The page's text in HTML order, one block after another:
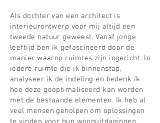
Als dochter van een architect is
interieurontwerp voor mij altijd een
tweede natuur geweest. Vanaf jonge
leeftijd ben ik gefascineerd door de
manier waarop ruimtes zijn ingericht. In
iedere ruimte die ik binnenstap,
analyseer ik de indeling en bedenk ik
hoe deze geoptimaliseerd kan worden
met de bestaande elementen. Ik heb al
veel mensen geholpen om oplossingen